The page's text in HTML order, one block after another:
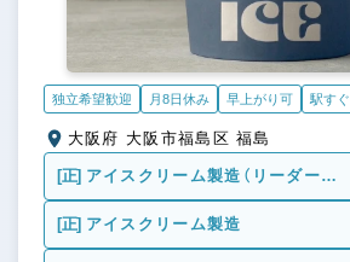
独立希望歓迎 月8日休み 早上がり可 駅すぐ
大阪府 大阪市福島区 福島
[正] アイスクリーム製造（リーダー候
補）
[正] アイスクリーム製造